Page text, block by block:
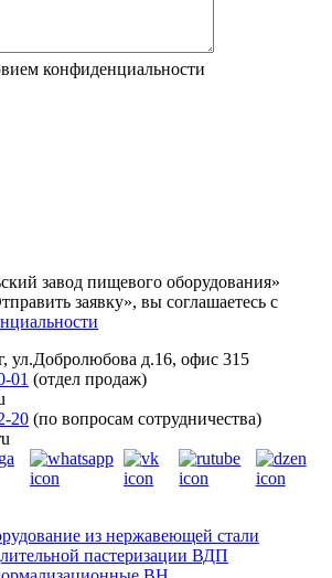
конфиденциальности
завод пищевого оборудования»
заявку», вы соглашаетесь с
, ул.Добролюбова д.16, офис 315
01 (отдел продаж)
20 (по вопросам сотрудничества)
из нержавеющей стали
пастеризации ВДП